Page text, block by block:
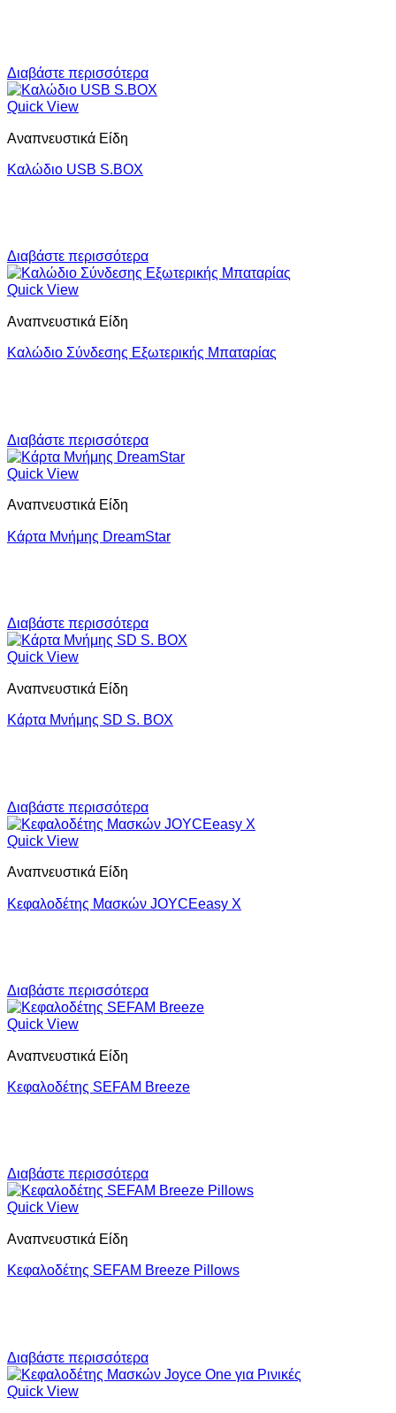
Διαβάστε περισσότερα
Quick View
Αναπνευστικά Είδη
Καλώδιο USB S.BOX
Διαβάστε περισσότερα
Quick View
Αναπνευστικά Είδη
Καλώδιο Σύνδεσης Εξωτερικής Μπαταρίας
Διαβάστε περισσότερα
Quick View
Αναπνευστικά Είδη
Κάρτα Μνήμης DreamStar
Διαβάστε περισσότερα
Quick View
Αναπνευστικά Είδη
Κάρτα Μνήμης SD S. BOX
Διαβάστε περισσότερα
Quick View
Αναπνευστικά Είδη
Κεφαλοδέτης Mασκών JOYCEeasy X
Διαβάστε περισσότερα
Quick View
Αναπνευστικά Είδη
Κεφαλοδέτης SEFAM Breeze
Διαβάστε περισσότερα
Quick View
Αναπνευστικά Είδη
Κεφαλοδέτης SEFAM Breeze Pillows
Διαβάστε περισσότερα
Quick View